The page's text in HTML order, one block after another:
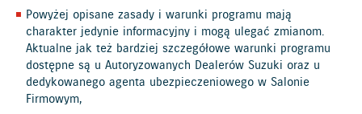
Powyżej opisane zasady i warunki programu mają
charakter jedynie informacyjny i mogą ulegać zmianom.
Aktualne jak też bardziej szczegółowe warunki programu
dostępne są u Autoryzowanych Dealerów Suzuki oraz u
dedykowanego agenta ubezpieczeniowego w Salonie
Firmowym,